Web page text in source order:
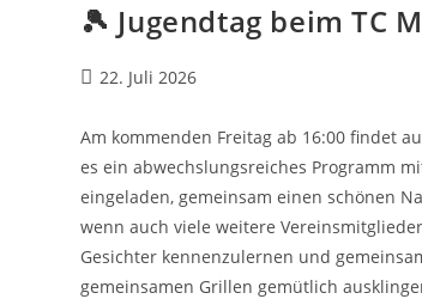
🎾 Jugendtag beim TC
Beitrag
22. Juli 2026
Am kommenden Freitag ab 16:00 findet
es ein abwechslungsreiches Programm
eingeladen, gemeinsam einen schönen
wenn auch viele weitere
Gesichter kennenzulernen und
gemeinsamen Grillen gemütlich